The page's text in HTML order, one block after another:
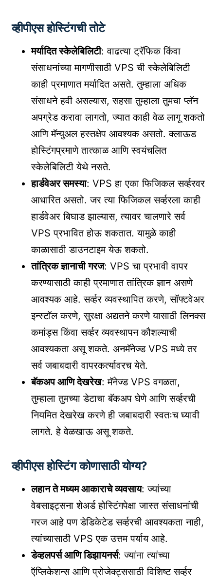
व्हीपीएस होस्टिंगची तोटे
मर्यादित स्केलेबिलिटी: वाढत्या ट्रॅफिक किंवा
संसाधनांच्या मागणीसाठी VPS ची स्केलेबिलिटी
काही प्रमाणात मर्यादित असते. तुम्हाला अधिक
संसाधने हवी असल्यास, सहसा तुम्हाला तुमचा प्लॅन
अपग्रेड करावा लागतो, ज्यात काही वेळ लागू शकतो
आणि मॅन्युअल हस्तक्षेप आवश्यक असतो. क्लाऊड
होस्टिंगप्रमाणे तात्काळ आणि स्वयंचलित
स्केलेबिलिटी येथे नसते.
हार्डवेअर समस्या: VPS हा एका फिजिकल सर्व्हरवर
आधारित असतो. जर त्या फिजिकल सर्व्हरला काही
हार्डवेअर बिघाड झाल्यास, त्यावर चालणारे सर्व
VPS प्रभावित होऊ शकतात. यामुळे काही
काळासाठी डाउनटाइम येऊ शकतो.
तांत्रिक ज्ञानाची गरज: VPS चा प्रभावी वापर
करण्यासाठी काही प्रमाणात तांत्रिक ज्ञान असणे
आवश्यक आहे. सर्व्हर व्यवस्थापित करणे, सॉफ्टवेअर
इन्स्टॉल करणे, सुरक्षा अद्यतने करणे यासाठी लिनक्स
कमांड्स किंवा सर्व्हर व्यवस्थापन कौशल्याची
आवश्यकता असू शकते. अनमॅनेज्ड VPS मध्ये तर
सर्व जबाबदारी वापरकर्त्यावरच येते.
बॅकअप आणि देखरेख: मॅनेज्ड VPS वगळता,
तुम्हाला तुमच्या डेटाचा बॅकअप घेणे आणि सर्व्हरची
नियमित देखरेख करणे ही जबाबदारी स्वतःच घ्यावी
लागते. हे वेळखाऊ असू शकते.
व्हीपीएस होस्टिंग कोणासाठी योग्य?
लहान ते मध्यम आकाराचे व्यवसाय: ज्यांच्या
वेबसाइट्सना शेअर्ड होस्टिंगपेक्षा जास्त संसाधनांची
गरज आहे पण डेडिकेटेड सर्व्हरची आवश्यकता नाही,
त्यांच्यासाठी VPS एक उत्तम पर्याय आहे.
डेव्हलपर्स आणि डिझायनर्स: ज्यांना त्यांच्या
ऍप्लिकेशन्स आणि प्रोजेक्ट्ससाठी विशिष्ट सर्व्हर